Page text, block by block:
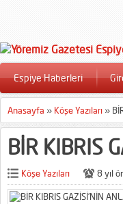
Espiye Haberleri
Anasayfa » Köşe Yazıları »
BİR KIBRIS
Köşe Yazıları 8 yıl